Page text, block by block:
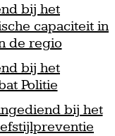
bij het
capaciteit in
de regio
bij het
Politie
bij het